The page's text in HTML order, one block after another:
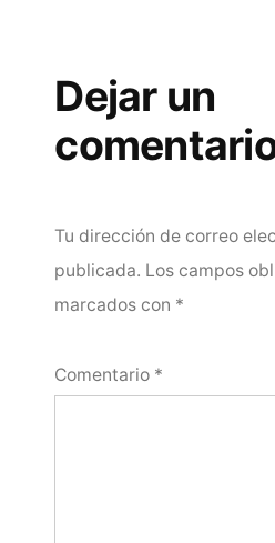
Dejar un
Tu dirección de correo
publicada. Los campos
marcados con *
Comentario *